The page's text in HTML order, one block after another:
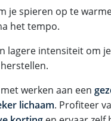
je spieren op te
het tempo.
lagere intensiteit om
werken aan een
lichaam. Profiteer